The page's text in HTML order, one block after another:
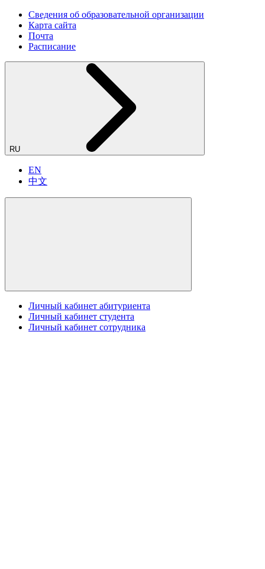
Сведения об образовательной организации
Карта сайта
Почта
Расписание
RU
EN
中文
Личный кабинет абитуриента
Личный кабинет студента
Личный кабинет сотрудника